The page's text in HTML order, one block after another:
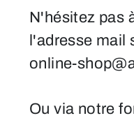
N'hésitez pas
l'adresse mail
online-
Ou via notre